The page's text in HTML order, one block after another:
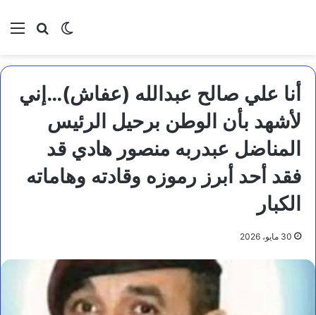
بحثالوضع
أنا علي صالح عبدالله (عفاش)…إني
لأشهد بأن الوطن برحيل الرئيس
المناضل عبدربه منصور هادي قد
فقد أحد أبرز رموزه وقادته وهاماته
الكبار
30 مايو، 2026